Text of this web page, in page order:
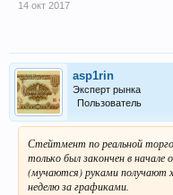
14 окт 2017
asp1rin
Эксперт рынка
Пользователь
Стейтмент по реальной
только был закончен в
(мучаются) руками получают
неделю за графиками.